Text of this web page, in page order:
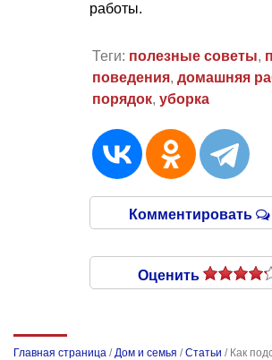
работы.
Теги: полезные советы,
поведения, домашняя
порядок, уборка
Комментировать
Оценить
Главная страница /Дом и семья /Статьи / Как